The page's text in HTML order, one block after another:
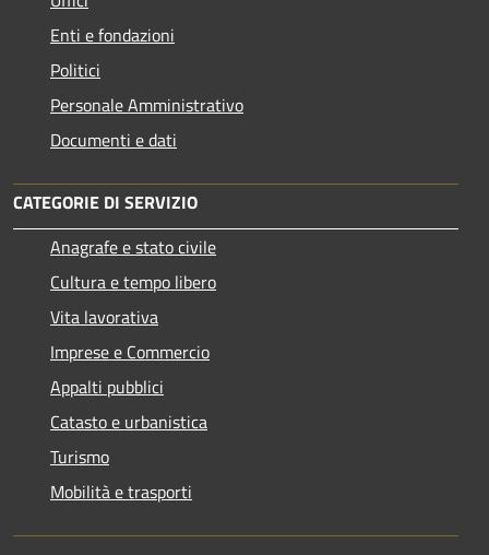
Enti e fondazioni
Politici
Personale Amministrativo
Documenti e dati
CATEGORIE DI SERVIZIO
Anagrafe e stato civile
Cultura e tempo libero
Vita lavorativa
Imprese e Commercio
Appalti pubblici
Catasto e urbanistica
Turismo
Mobilità e trasporti